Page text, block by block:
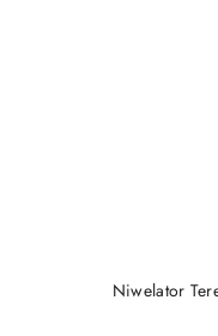
Niwelator